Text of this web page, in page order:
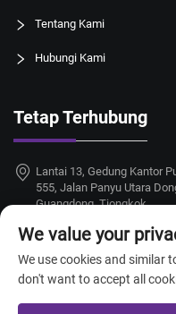
Tentang Kami
Hubungi Kami
Tetap Terhubung
Lantai 13, Gedung Kantor
555, Jalan Panyu Utara
Guangdong, Tiongkok
+86-18924068214
[email protected]
We value your
We use cookies and similar
don't want to accept all